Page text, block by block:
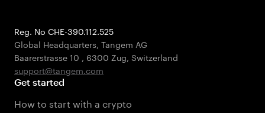
Reg. No CHE-390.112.525
Global Headquarters, Tangem AG
Baarerstrasse 10 , 6300 Zug, Switzerland
support@tangem.com
Get started
How to start with a crypto